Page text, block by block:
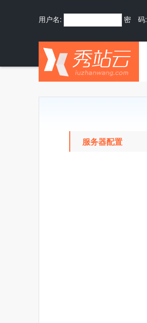
用户名: 密 码:
服务器配置